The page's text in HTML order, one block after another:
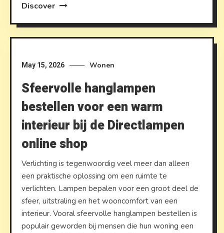
Discover
May 15, 2026 Wonen
Sfeervolle hanglampen
bestellen voor een warm
interieur bij de Directlampen
online shop
Verlichting is tegenwoordig veel meer dan alleen
een praktische oplossing om een ruimte te
verlichten. Lampen bepalen voor een groot deel de
sfeer, uitstraling en het wooncomfort van een
interieur. Vooral sfeervolle hanglampen bestellen is
populair geworden bij mensen die hun woning een